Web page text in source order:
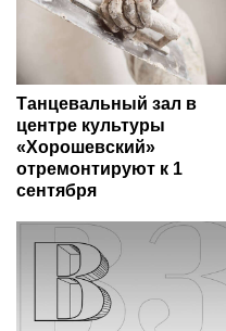
Танцевальный зал в
центре культуры
«Хорошевский»
отремонтируют к 1
сентября